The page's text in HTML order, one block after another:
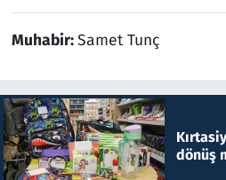
Muhabir:Samet Tunç
dönüş